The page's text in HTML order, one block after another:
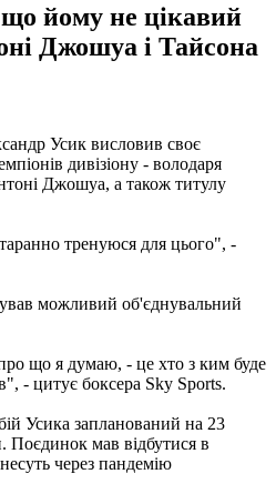
йому не цікавий
Джошуа і Тайсона
Усик висловив своє
дивізіону - володаря
Джошуа, а також титулу
тренуюся для цього", -
можливий об'єднувальний
що я думаю, - це хто з ким буде
- цитує боксера Sky Sports.
Усика запланований на 23
Поєдинок мав відбутися в
через пандемію